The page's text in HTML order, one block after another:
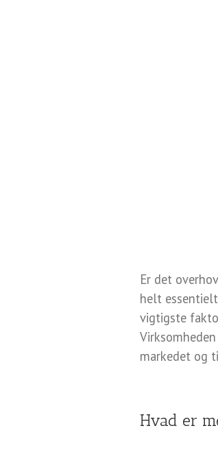
Er det
helt
vigtigste
markedet og
Hvad er